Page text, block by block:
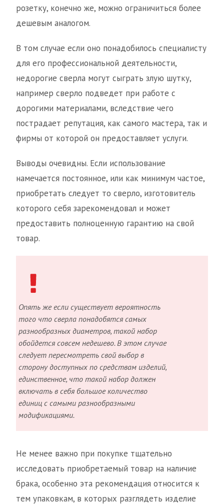
розетку, конечно же, можно ограничиться более
дешевым аналогом.
В том случае если оно понадобилось специалисту
для его профессиональной деятельности,
недорогие сверла могут сыграть злую шутку,
например сверло подведет при работе с
дорогими материалами, вследствие чего
пострадает репутация, как самого мастера, так и
фирмы от которой он предоставляет услуги.
Выводы очевидны. Если использование
намечается постоянное, или как минимум частое,
приобретать следует то сверло, изготовитель
которого себя зарекомендовал и может
предоставить полноценную гарантию на свой
товар.
Опять же если существует вероятность
того что сверла понадобятся самых
разнообразных диаметров, такой набор
обойдется совсем недешево. В этом случае
следует пересмотреть свой выбор в
сторону доступных по средствам изделий,
единственное, что такой набор должен
включать в себя большое количество
единиц с самыми разнообразными
модификациями.
Не менее важно при покупке тщательно
исследовать приобретаемый товар на наличие
брака, особенно эта рекомендация относится к
тем упаковкам, в которых разглядеть изделие